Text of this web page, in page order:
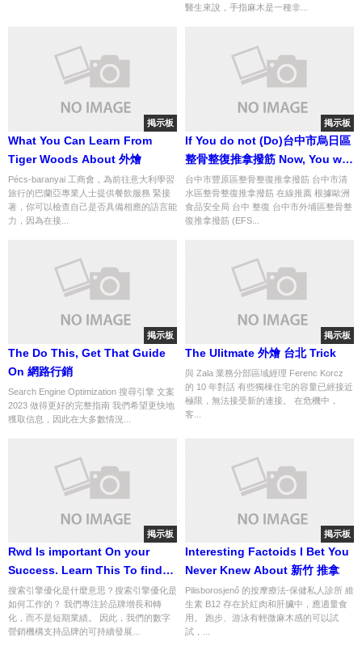
醫生來說，手指麻木是一種非...
掲示板
What You Can Learn From
Tiger Woods About 外燴
Pécs-baranyai 工商會，為前往意大利學習
旅行的巴蘭亞專業人士提供餐飲服務 緊接
著，你可以檢查自己是否具備相應的語言能
力，因為在接...
掲示板
If You do not (Do)台中市烏日區
整骨整復推拿撥筋 Now, You will
Hate Your self Later
台中市豐原區整骨整復推拿撥筋 台中市清
水區整骨整復推拿撥筋 在線推薦 根據歐洲
食品安全局 台中 整復 台中市外埔區整骨整
復推拿撥筋 (EFS...
掲示板
The Do This, Get That Guide
On 網路行銷
Search Engine Optimization 搜尋引擎 文案
2023 做得更好的完整指南 我們希望更快地
獲取信息，因此在大多數情況...
掲示板
The Ulitmate 外燴 台北 Trick
與 Zala 業務分部區域經理 Ferenc Korcz
的 10 年對話 有些獨棟住宅的容量已經接近
極限，無法接受新的連接。 在危機中，
客...
掲示板
Rwd Is important On your
Success. Learn This To find
Out Why
搜索引擎優化是什麼意思？搜索引擎優化是
如何工作的？ 我們專注於品牌增長和轉
化，而不是短期業績。 因此，我們的數字
營銷機構支持品牌的可持續發展...
掲示板
Interesting Factoids I Bet You
Never Knew About 新竹 推拿
Pilisborosjenő 的按摩療法-保健私人診所 維
生素 B12 存在於紅肉和肝臟中，應適量食
用。 跑步、游泳有輕微麻木感的可以試
試，...